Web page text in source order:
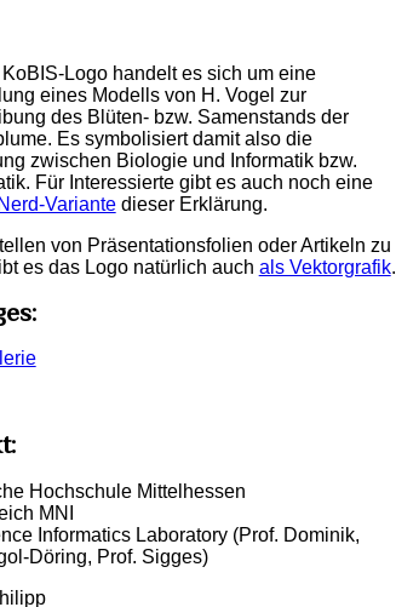
Logo handelt es sich um eine
eines Modells von H. Vogel zur
des Blüten- bzw. Samenstands der
Es symbolisiert damit also die
zwischen Biologie und Informatik bzw.
Für Interessierte gibt es auch noch eine
Nerd-Variantedieser Erklärung.
von Präsentationsfolien oder Artikeln zu
es das Logo natürlich auch als Vektorgrafik.
Hochschule Mittelhessen
MNI
Informatics Laboratory (Prof. Dominik,
Döring, Prof. Sigges)